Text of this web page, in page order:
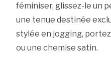
féminiser, glissez-le un
une tenue destinée
stylée en jogging,
ou une chemise satin.